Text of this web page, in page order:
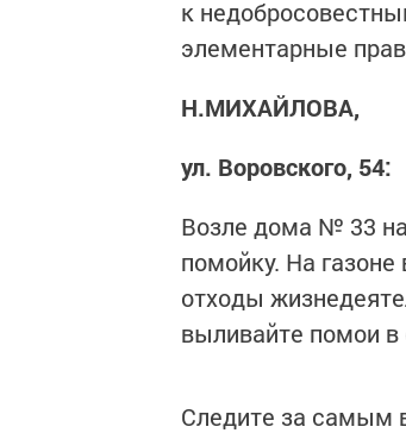
к
элементарные
Н.МИХАЙЛОВА,
ул. Воровского, 54:
Возле дома № 33 на
помойку. На
отходы
выливайте помои в
Следите за самым